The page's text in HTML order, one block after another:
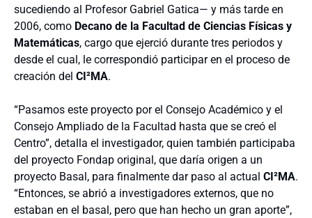
sucediendo al Profesor Gabriel Gatica— y más tarde en
2006, como Decano de la Facultad de Ciencias Físicas y
Matemáticas, cargo que ejerció durante tres periodos y
desde el cual, le correspondió participar en el proceso de
creación del CI²MA.
“Pasamos este proyecto por el Consejo Académico y el
Consejo Ampliado de la Facultad hasta que se creó el
Centro”, detalla el investigador, quien también participaba
del proyecto Fondap original, que daría origen a un
proyecto Basal, para finalmente dar paso al actual CI²MA.
“Entonces, se abrió a investigadores externos, que no
estaban en el basal, pero que han hecho un gran aporte”,